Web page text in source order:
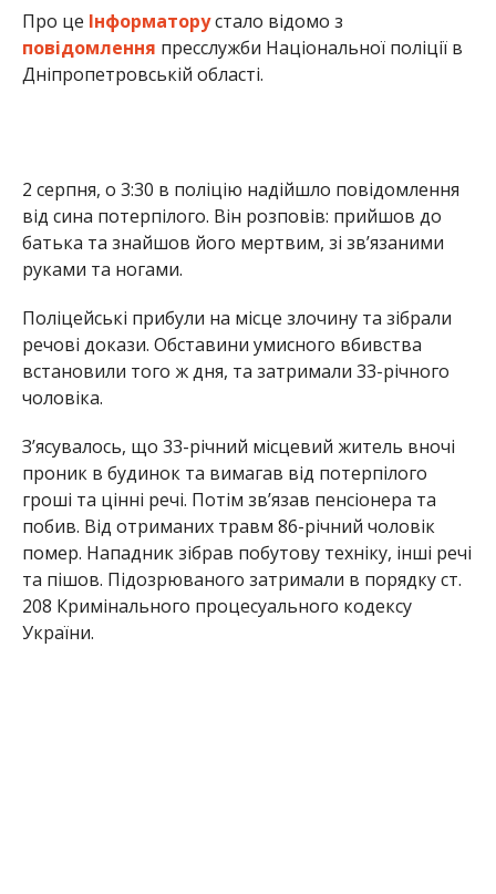
Про це Інформаторустало відомо з
повідомлення пресслужби Національної поліції в
Дніпропетровській області.
2 серпня, о 3:30 в поліцію надійшло повідомлення
від сина потерпілого. Він розповів: прийшов до
батька та знайшов його мертвим, зі зв’язаними
руками та ногами.
Поліцейські прибули на місце злочину та зібрали
речові докази. Обставини умисного вбивства
встановили того ж дня, та затримали 33-річного
чоловіка.
З’ясувалось, що 33-річний місцевий житель вночі
проник в будинок та вимагав від потерпілого
гроші та цінні речі. Потім зв’язав пенсіонера та
побив. Від отриманих травм 86-річний чоловік
помер. Нападник зібрав побутову техніку, інші речі
та пішов. Підозрюваного затримали в порядку ст.
208 Кримінального процесуального кодексу
України.